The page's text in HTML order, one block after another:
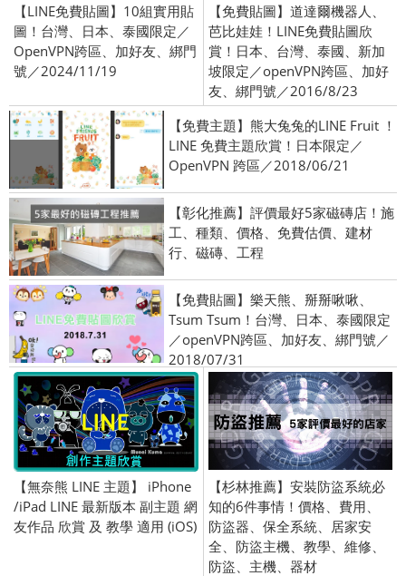
【LINE免費貼圖】10組實用貼
圖！台灣、日本、泰國限定／
OpenVPN跨區、加好友、綁門
號／2024/11/19
【免費貼圖】道達爾機器人、
芭比娃娃！LINE免費貼圖欣
賞！日本、台灣、泰國、新加
坡限定／openVPN跨區、加好
友、綁門號／2016/8/23
【免費主題】熊大兔兔的LINE Fruit ！
LINE 免費主題欣賞！日本限定／
OpenVPN 跨區／2018/06/21
【彰化推薦】評價最好5家磁磚店！施
工、種類、價格、免費估價、建材
行、磁磚、工程
【免費貼圖】樂天熊、掰掰啾啾、
Tsum Tsum！台灣、日本、泰國限定
／openVPN跨區、加好友、綁門號／
2018/07/31
【無奈熊 LINE 主題】 iPhone
/iPad LINE 最新版本 副主題 網
友作品 欣賞 及 教學 適用 (iOS)
【杉林推薦】安裝防盜系統必
知的6件事情！價格、費用、
防盜器、保全系統、居家安
全、防盜主機、教學、維修、
防盜、主機、器材